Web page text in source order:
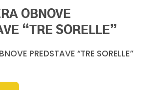
OBNOVE
“TRE SORELLE”
PREDSTAVE “TRE SORELLE”